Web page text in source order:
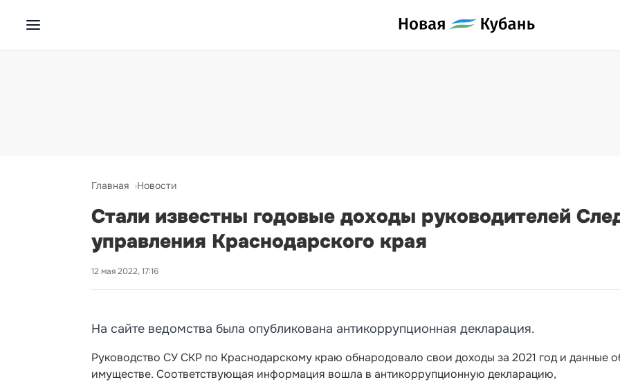
Главная Новости
Стали известны годовые доходы руководителей
управления Краснодарского края
12 мая 2022, 17:16
На сайте ведомства была опубликована антикоррупционная декларация.
Руководство СУ СКР по Краснодарскому краю обнародовало свои доходы за 2021 год и данные
имуществе. Соответствующая информация вошла в антикоррупционную декларацию,